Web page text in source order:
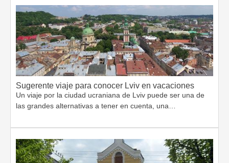
Sugerente viaje para conocer Lviv en vacaciones
Un viaje por la ciudad ucraniana de Lviv puede ser una de
las grandes alternativas a tener en cuenta, una…